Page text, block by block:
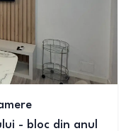
- bloc din anul